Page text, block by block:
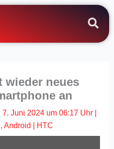
wieder neues
an
7. Juni 2024 um 06:17 Uhr
, Android HTC